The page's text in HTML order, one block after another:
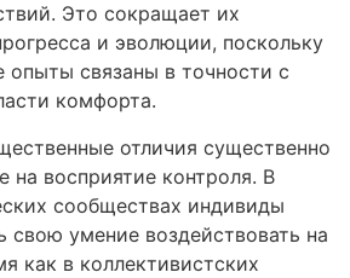
Это сокращает их
и эволюции, поскольку
связаны в точности с
комфорта.
отличия существенно
на восприятие контроля. В
сообществах индивиды
свою умение воздействовать на
как в коллективистских